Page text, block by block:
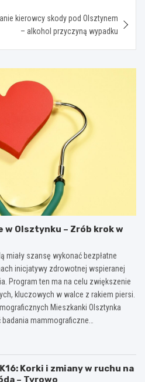
kierowcy skody pod Olsztynem
– alkohol przyczyną wypadku
w Olsztynku – Zrób krok w
miały szansę wykonać bezpłatne
inicjatywy zdrowotnej wspieranej
Program ten ma na celu zwiększenie
kluczowych w walce z rakiem piersi.
Mieszkanki Olsztynka
mammograficzne…
Korki i zmiany w ruchu na
– Tyrowo